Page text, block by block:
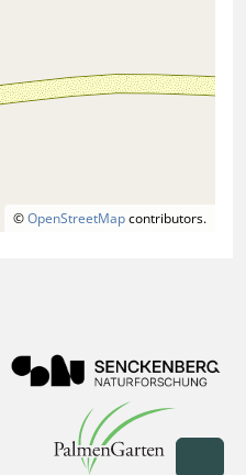
©OpenStreetMapcontributors.